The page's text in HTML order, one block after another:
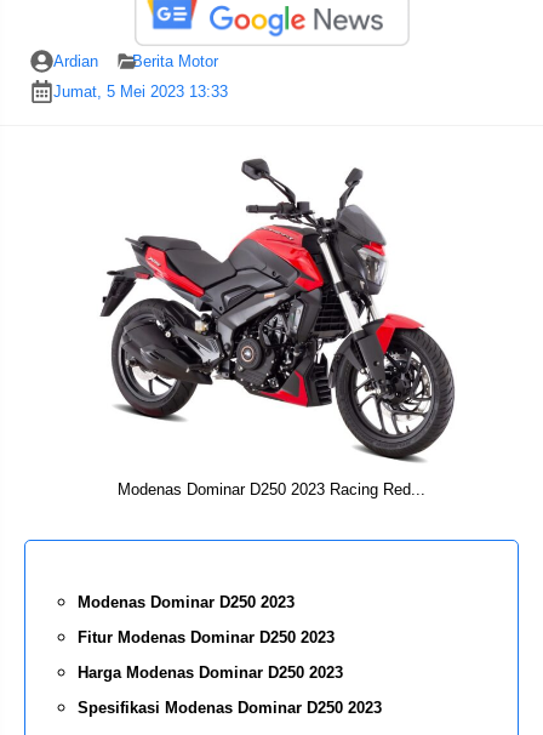
Ardian
Berita Motor
Jumat, 5 Mei 2023 13:33
Modenas Dominar D250 2023 Racing Red...
Modenas Dominar D250 2023
Fitur Modenas Dominar D250 2023
Harga Modenas Dominar D250 2023
Spesifikasi Modenas Dominar D250 2023